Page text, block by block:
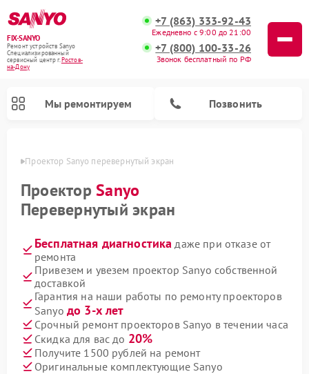
FIX-SANYO
Ремонт устройств Sanyo
Специализированный
cервисный центр г.Ростов-
на-Дону
+7 (863) 333-92-43
Ежедневно с 9:00 до 21:00
+7 (800) 100-33-26
Звонок бесплатный по РФ
Мы ремонтируем Позвонить
Проектор Sanyo перевернутый экран
ПроекторSanyo
Перевернутый экран
Бесплатная диагностика даже при отказе от
ремонта
Привезем и увезем проектор Sanyo собственной
доставкой
Гарантия на наши работы по ремонту проекторов
Sanyo до 3-х лет
Срочный ремонт проекторов Sanyo в течении часа
Скидка для вас до 20%
Получите 1500 рублей на ремонт
Оригинальные комплектующие Sanyo